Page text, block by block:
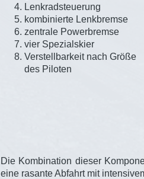
Lenkradsteuerung
kombinierte Lenkbremse
zentrale Powerbremse
vier Spezialskier
Verstellbarkeit nach Größe
des Piloten
Die Kombination dieser
eine rasante Abfahrt mit